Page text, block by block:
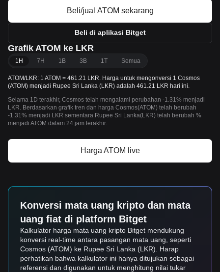
Beli/jual ATOM sekarang
Beli di aplikasi Bitget
Grafik ATOM ke LKR
1H 7H 1B 3B 1T Semua
ATOM/LKR: 1 ATOM = 461.21 LKR. Harga untuk mengonversi 1 Cosmos
(ATOM) menjadi Rupee Sri Lanka (LKR) adalah 461.21 LKR hari ini.
Selama 1D terakhir, Cosmos telah mengalami perubahan -1.31% menjadi
LKR. Berdasarkan grafik tren dan harga Cosmos(ATOM) telah berubah
-1.31% menjadi LKR sementara Rupee Sri Lanka(LKR) telah berubah %
menjadi ATOM dalam 24 jam terakhir.
Harga ATOM live
Konversi mata uang kripto dan mata
uang fiat di platform Bitget
Kalkulator harga mata uang kripto Bitget mendukung
konversi real-time antara pasangan mata uang, seperti
Cosmos (ATOM) ke Rupee Sri Lanka (LKR). Harap
perhatikan bahwa kalkulator ini hanya ditujukan sebagai
referensi dan digunakan untuk menghitung nilai tukar